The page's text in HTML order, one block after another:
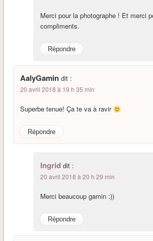
Merci pour la photographe ! Et merci
compliments.
Répondre
AalyGamin dit :
20 avril 2018 à 19 h 35 min
Superbe tenue! Ça te va à ravir
Répondre
Ingrid dit :
20 avril 2018 à 20 h 29 min
Merci beaucoup gamin :))
Répondre